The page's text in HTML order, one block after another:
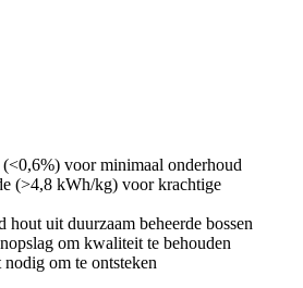
(<0,6%) voor minimaal onderhoud
(>4,8 kWh/kg) voor krachtige
hout uit duurzaam beheerde bossen
om kwaliteit te behouden
om te ontsteken